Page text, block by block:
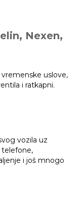
Nexen,
uslove,
i ratkapni.
vozila uz
telefone,
i još mnogo